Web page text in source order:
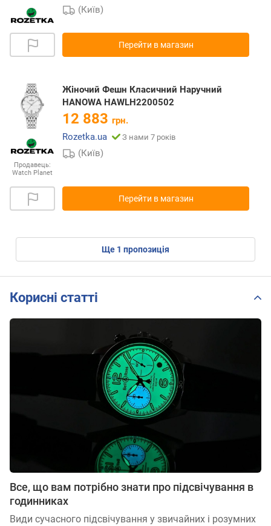
(Київ)
Перейти в магазин
Продавець:
Watch Planet
Жіночий Фешн Класичний Наручний
HANOWA HAWLH2200502
12 883 грн.
Rozetka.ua
З нами 7 років
(Київ)
Перейти в магазин
ще 1 пропозиція
Корисні статті
Все, що вам потрібно знати про підсвічування в
годинниках
Види сучасного підсвічування у звичайних і розумних